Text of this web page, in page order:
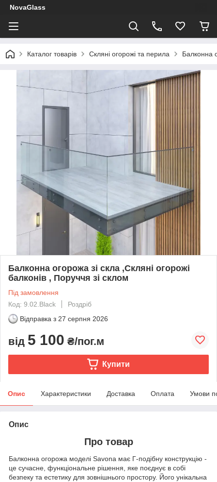
NovaGlass
Каталог товарів Скляні огорожі та перила Балконна
Балконна огорожа зі скла ,Скляні огорожі
балконів , Поруччя зі склом
Під замовлення
Код: 9.02.Black
Роздріб
Відправка з 27 серпня 2026
від 5 100 ₴/пог.м
Купити
Опис Характеристики Доставка Оплата Умови
Опис
Про товар
Балконна огорожа моделі Savona має Г-подібну конструкцію -
це сучасне, функціональне рішення, яке поєднує в собі
безпеку та естетику для зовнішнього простору. Його унікальна